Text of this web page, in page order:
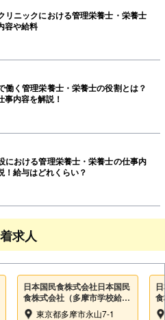
リニックにおける管理栄養士・栄養士
容や給料
働く管理栄養士・栄養士の役割とは？
事内容を解説！
における管理栄養士・栄養士の仕事内
！給与はどれくらい？
求人
日本国民食株式会社日本国民
食株式会社（多摩市学校給食
センター永山調理所内）
東京都多摩市永山7-1